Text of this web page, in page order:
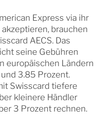
Express via ihr
brauchen
AECS. Das
seine Gebühren
europäischen Ländern
3.85 Prozent.
Swisscard tiefere
kleinere Händler
3 Prozent rechnen.